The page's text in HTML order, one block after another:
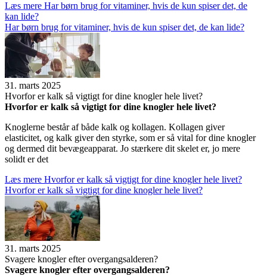
Læs mere Har børn brug for vita­mi­ner, hvis de kun spi­ser det, de
kan lide?
Har børn brug for vita­mi­ner, hvis de kun spi­ser det, de kan lide?
31. marts 2025
Hvor­for er kalk så vig­tigt for dine knog­ler hele livet?
Hvor­for er kalk så vig­tigt for dine knog­ler hele livet?
Knoglerne består af både kalk og kollagen. Kollagen giver
elasticitet, og kalk giver den styrke, som er så vital for dine knogler
og dermed dit bevægeapparat. Jo stærkere dit skelet er, jo mere
solidt er det
Læs mere Hvor­for er kalk så vig­tigt for dine knog­ler hele livet?
Hvor­for er kalk så vig­tigt for dine knog­ler hele livet?
31. marts 2025
Sva­gere knog­ler efter over­gangs­al­de­ren?
Sva­gere knog­ler efter over­gangs­al­de­ren?